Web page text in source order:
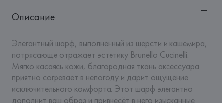
Описание
Элегантный шарф, выполненный из шерсти и кашемира,
потрясающе отражает эстетику Brunello Cucinelli.
Мягко касаясь кожи, благородная ткань аксессуара
приятно согревает в непогоду и дарит ощущение
исключительного комфорта. Этот шарф элегантно
дополнит ваш образ и привнесёт в него изысканные